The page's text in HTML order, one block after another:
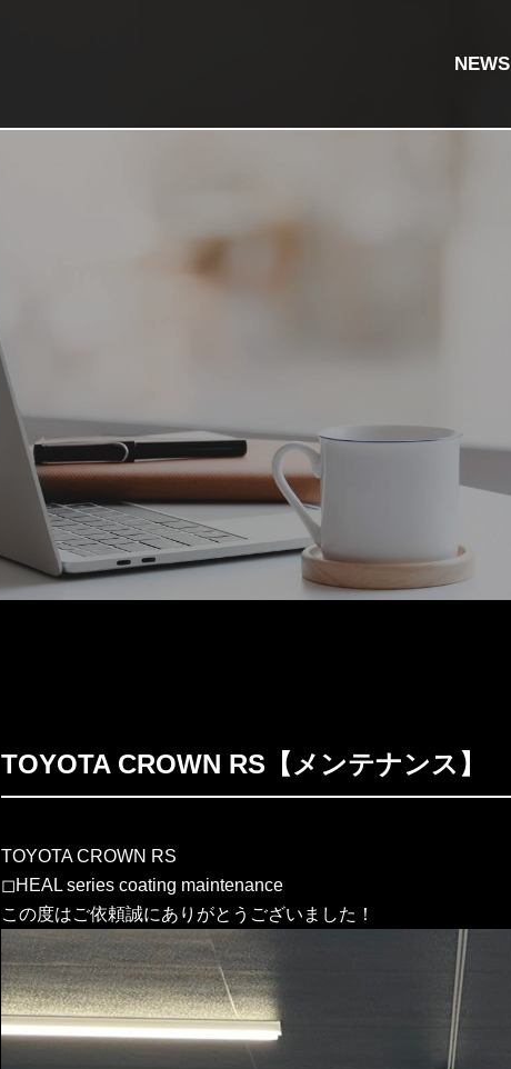
NEWS
TOYOTA CROWN RS【メンテナンス】
TOYOTA CROWN RS
◻︎HEAL series coating maintenance
この度はご依頼誠にありがとうございました！